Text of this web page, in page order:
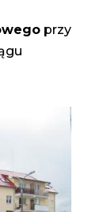
przy